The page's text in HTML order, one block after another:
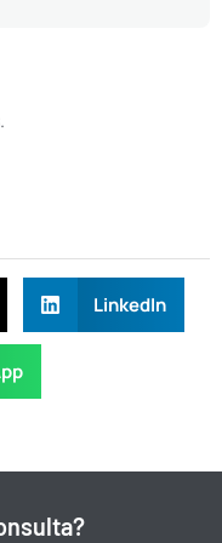
LinkedIn